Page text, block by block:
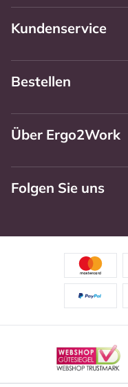
Kundenservice
Bestellen
Über Ergo2Work
Folgen Sie uns